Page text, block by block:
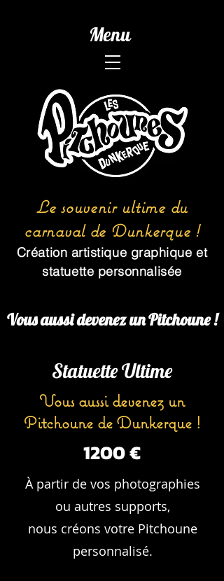
Le souvenir ultime du
carnaval de Dunkerque !
Création artistique graphique et
statuette personnalisée
Menu
Vous aussi devenez un Pitchoune !
Statuette Ultime
Vous aussi devenez un
Pitchoune de Dunkerque !
1200 €
À partir de vos photographies
ou autres supports,
nous créons votre Pitchoune
personnalisé.